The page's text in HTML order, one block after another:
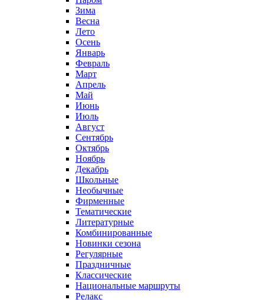
Зима
Весна
Лето
Осень
Январь
Февраль
Март
Апрель
Май
Июнь
Июль
Август
Сентябрь
Октябрь
Ноябрь
Декабрь
Школьные
Необычные
Фирменные
Тематические
Литературные
Комбинированные
Новинки сезона
Регулярные
Праздничные
Классические
Национальные маршруты
Релакс